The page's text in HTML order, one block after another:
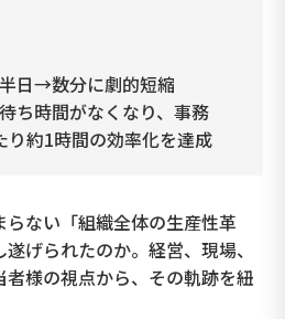
日→数分に劇的短縮
ち時間がなくなり、事務
り約1時間の効率化を達成
ない「組織全体の生産性革
げられたのか。経営、現場、
様の視点から、その軌跡を紐